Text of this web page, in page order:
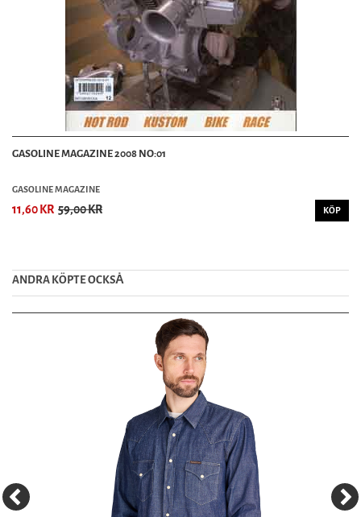
GASOLINE MAGAZINE 2008 NO:01
GASOLINE MAGAZINE
11,60 KR 59,00 KR KÖP
ANDRA KÖPTE OCKSȦ